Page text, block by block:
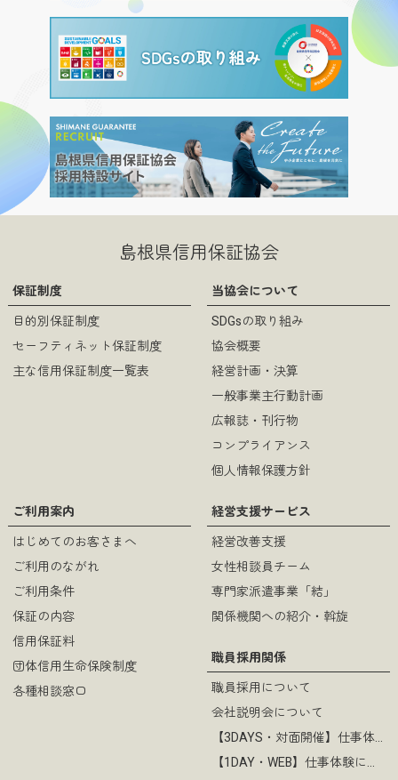
島根県信用保証協会
保証制度
目的別保証制度
セーフティネット保証制度
主な信用保証制度一覧表
当協会について
SDGsの取り組み
協会概要
経営計画・決算
一般事業主行動計画
広報誌・刊行物
コンプライアンス
個人情報保護方針
ご利用案内
はじめてのお客さまへ
ご利用のながれ
ご利用条件
保証の内容
信用保証料
団体信用生命保険制度
各種相談窓口
経営支援サービス
経営改善支援
女性相談員チーム
専門家派遣事業「結」
関係機関への紹介・斡旋
職員採用関係
職員採用について
会社説明会について
【3DAYS・対面開催】仕事体験について
【1DAY・WEB】仕事体験について